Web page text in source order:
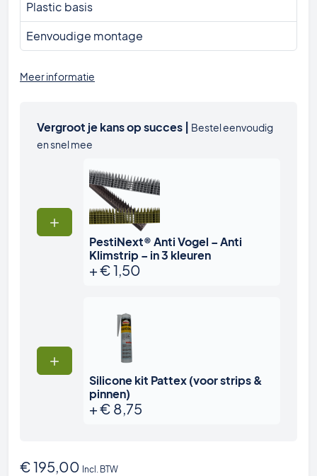
Plastic basis
Eenvoudige montage
Meer informatie
Vergroot je kans op succes | Bestel eenvoudig
en snel mee
PestiNext® Anti Vogel – Anti
Klimstrip – in 3 kleuren
+€1,50
Silicone kit Pattex (voor strips &
pinnen)
+€ 8,75
€195,00 Incl. BTW